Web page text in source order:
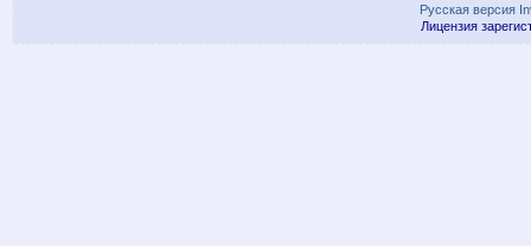
Русская версия
Лицензия